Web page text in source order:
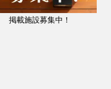
掲載施設募集中！